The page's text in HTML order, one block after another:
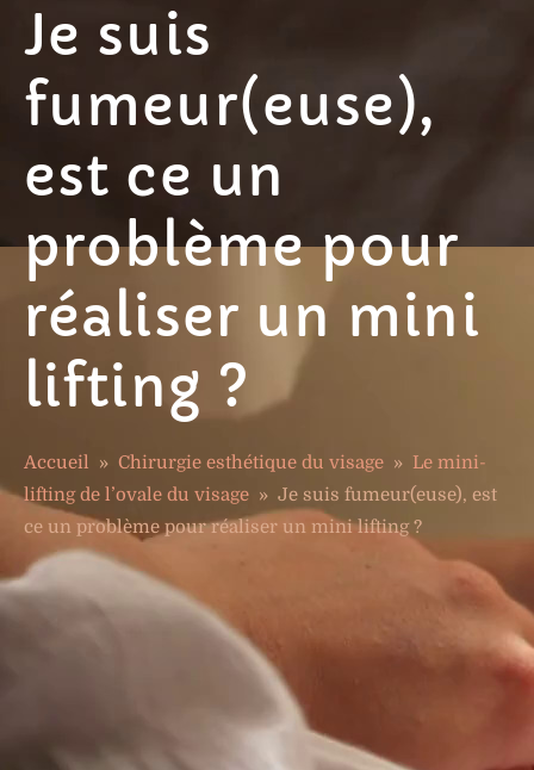
Je suis
fumeur(euse),
est ce un
problème pour
réaliser un mini
lifting ?
Accueil » Chirurgie esthétique du visage » Le mini-
lifting de l’ovale du visage » Je suis fumeur(euse), est
ce un problème pour réaliser un mini lifting ?